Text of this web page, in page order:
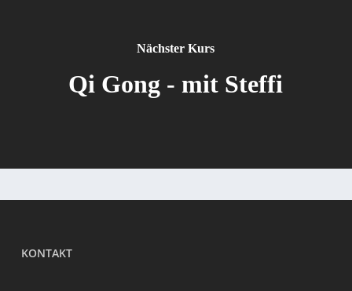
Nächster Kurs
Qi Gong - mit Steffi
KONTAKT